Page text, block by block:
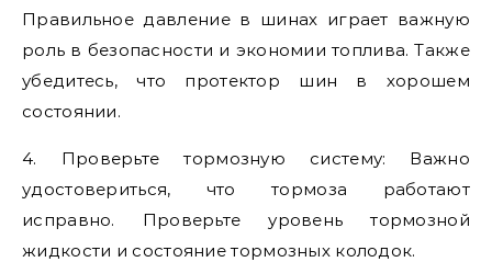
Правильное давление в шинах играет важную
роль в безопасности и экономии топлива. Также
убедитесь, что протектор шин в хорошем
состоянии.
4. Проверьте тормозную систему: Важно
удостовериться, что тормоза работают
исправно. Проверьте уровень тормозной
жидкости и состояние тормозных колодок.